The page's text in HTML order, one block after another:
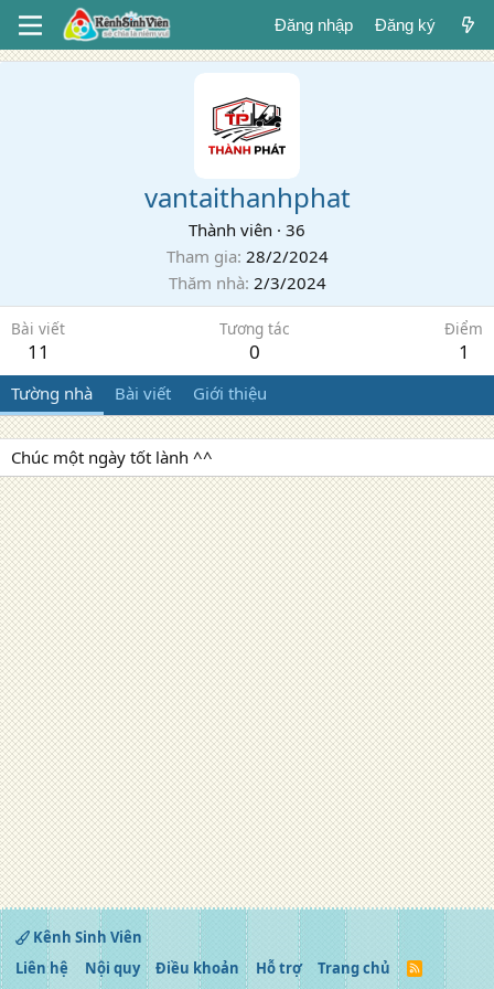
Đăng nhập Đăng ký
vantaithanhphat
Thành viên · 36
Tham gia 28/2/2024
Thăm nhà 2/3/2024
Bài viết
11
Tương tác
0
Điểm
1
Tường nhà Bài viết Giới thiệu
Chúc một ngày tốt lành ^^
Kênh Sinh Viên
Liên hệ
Nội quy Điều khoản Hỗ trợ Trang chủ
R